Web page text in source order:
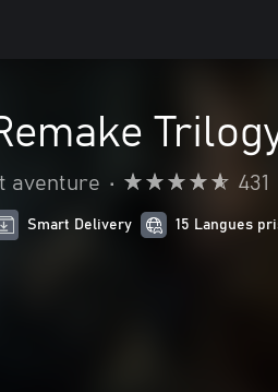
aventure • 431
Smart Delivery 15 Langues